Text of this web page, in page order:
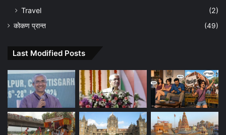
Travel
(2)
कोकण प्रान्त (49)
Last Modified Posts